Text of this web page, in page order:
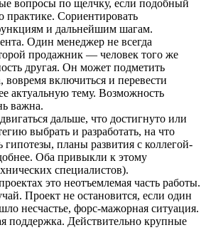
вопросы по щелчку, если подобный
практике. Сориентировать
и дальнейшим шагам.
Один менеджер не всегда
продажник — человек того же
другая. Он может подметить
вовремя включиться и перевести
актуальную тему. Возможность
важна.
дальше, что достигнуто или
выбрать и разработать, на что
гипотезы, планы развития с коллегой-
Оба привыкли к этому
специалистов).
это неотъемлемая часть работы.
Проект не остановится, если один
несчастье, форс-мажорная ситуация.
поддержка. Действительно крупные